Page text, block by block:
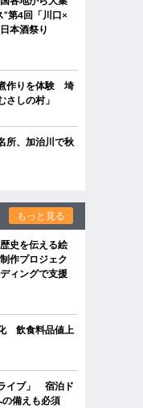
第4回「川口×
本酒祭り
作りを体験 埼
しの村」
所、加治川で秋
もっと見る
史を伝える絵
作プロジェク
ィングで支援
飲食料品値上
イブ」 宿泊ド
備えも必須